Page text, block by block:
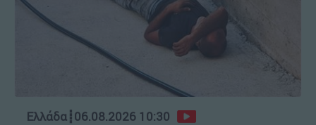
Ελλάδα┋06.08.2026 10:30